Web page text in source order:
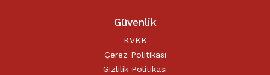
Güvenlik
KVKK
Çerez Politikası
Gizlilik Politikası